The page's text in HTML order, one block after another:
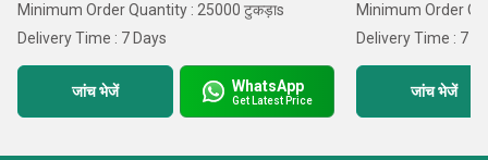
Minimum Order Quantity : 25000 टुकड़ाs
Delivery Time : 7 Days
जांच भेजें WhatsApp
Get Latest Price
Minimum Order
Delivery Time : 7
जांच भेजें